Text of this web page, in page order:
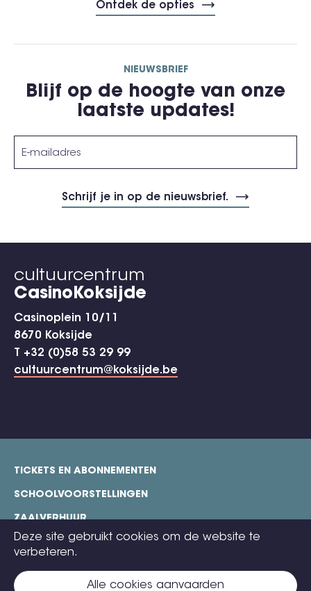
Ontdek de opties
NIEUWSBRIEF
Blijf op de hoogte van onze
laatste updates!
cultuurcentrum
CasinoKoksijde
Casinoplein 10/11
8670 Koksijde
T +32 (0)58 53 29 99
cultuurcentrum@koksijde.be
Deze site gebruikt cookies om de website te
verbeteren.
Alle cookies aanvaarden
footer
TICKETS EN ABONNEMENTEN
SCHOOLVOORSTELLINGEN
ZAALVERHUUR
TECHNISCHE FICHES